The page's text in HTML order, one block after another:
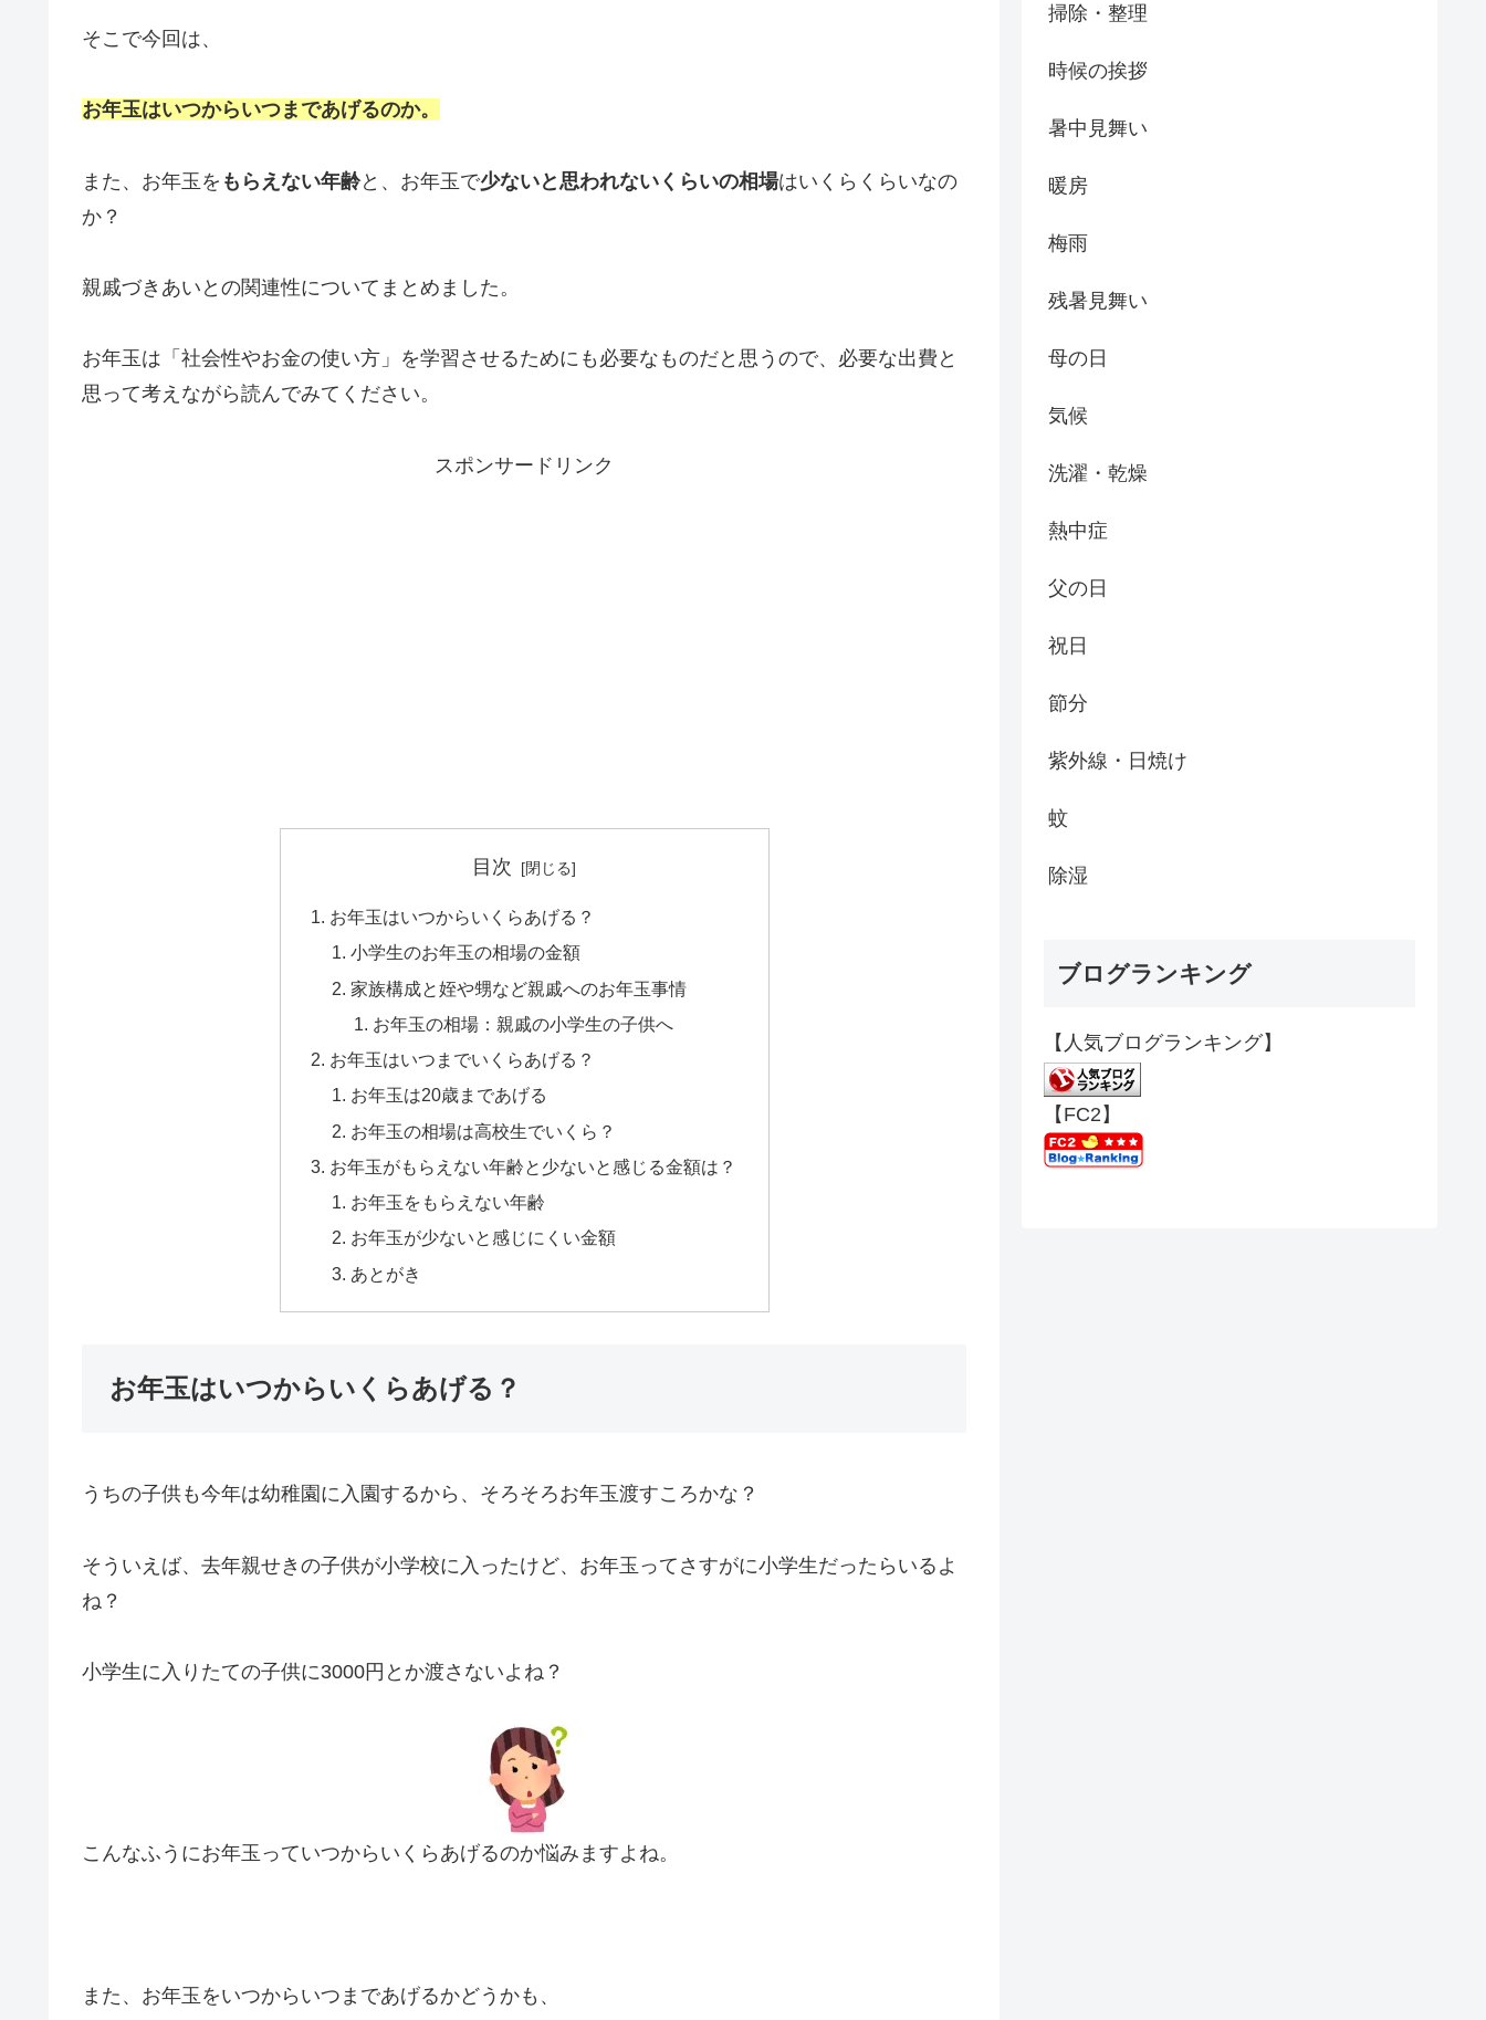
そこで今回は、
お年玉はいつからいつまであげるのか。
また、お年玉を もらえない年齢と、お年玉で少ないと思われないくらいの相場はいくらくらいなの
か？
親戚づきあいとの関連性についてまとめました。
お年玉は「社会性やお金の使い方」を学習させるためにも必要なものだと思うので、必要な出費と
思って考えながら読んでみてください。
スポンサードリンク
目次
お年玉はいつからいくらあげる？
小学生のお年玉の相場の金額
家族構成と姪や甥など親戚へのお年玉事情
お年玉の相場：親戚の小学生の子供へ
お年玉はいつまでいくらあげる？
お年玉は20歳まであげる
お年玉の相場は高校生でいくら？
お年玉がもらえない年齢と少ないと感じる金額は？
お年玉をもらえない年齢
お年玉が少ないと感じにくい金額
あとがき
お年玉はいつからいくらあげる？
うちの子供も今年は幼稚園に入園するから、そろそろお年玉渡すころかな？
そういえば、去年親せきの子供が小学校に入ったけど、お年玉ってさすがに小学生だったらいるよ
ね？
小学生に入りたての子供に3000円とか渡さないよね？
こんなふうにお年玉っていつからいくらあげるのか悩みますよね。
また、お年玉をいつからいつまであげるかどうかも、
掃除・整理
時候の挨拶
暑中見舞い
暖房
梅雨
残暑見舞い
母の日
気候
洗濯・乾燥
熱中症
父の日
祝日
節分
紫外線・日焼け
蚊
除湿
ブログランキング
【人気ブログランキング】
【FC2】